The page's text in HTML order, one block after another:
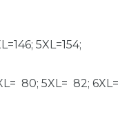
5XL=154;
80; 5XL= 82; 6XL=